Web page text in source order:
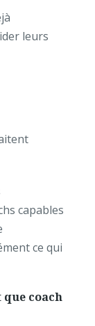
leurs
capables
ce qui
coach